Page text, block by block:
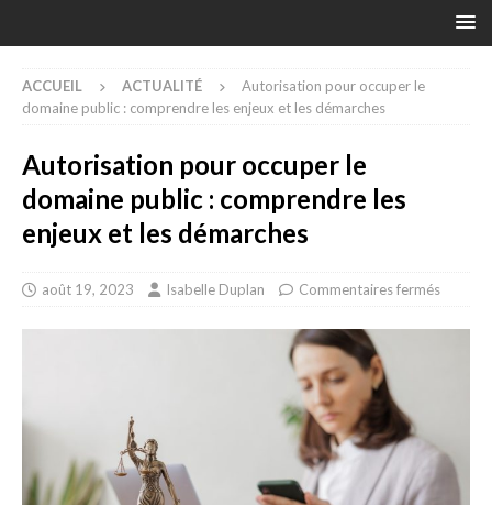
ACCUEIL ACTUALITÉ
Autorisation pour occuper le
domaine public : comprendre les enjeux et les démarches
Autorisation pour occuper le
domaine public : comprendre les
enjeux et les démarches
août 19, 2023 Isabelle Duplan Commentaires fermés